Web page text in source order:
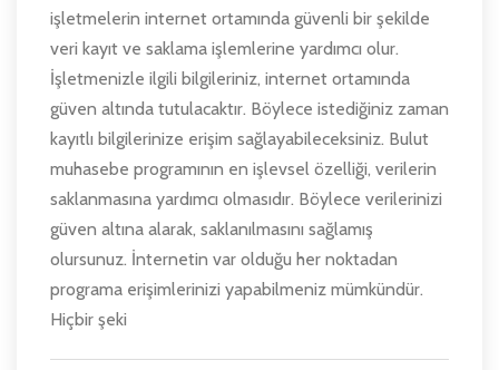
işletmelerin internet ortamında güvenli bir şekilde
veri kayıt ve saklama işlemlerine yardımcı olur.
İşletmenizle ilgili bilgileriniz, internet ortamında
güven altında tutulacaktır. Böylece istediğiniz zaman
kayıtlı bilgilerinize erişim sağlayabileceksiniz. Bulut
muhasebe programının en işlevsel özelliği, verilerin
saklanmasına yardımcı olmasıdır. Böylece verilerinizi
güven altına alarak, saklanılmasını sağlamış
olursunuz. İnternetin var olduğu her noktadan
programa erişimlerinizi yapabilmeniz mümkündür.
Hiçbir şeki